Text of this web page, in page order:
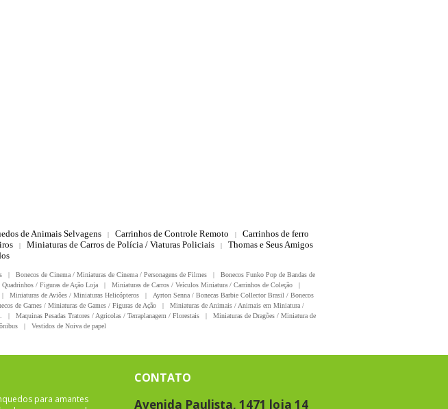
de Animais Selvagens | Carrinhos de Controle Remoto |
Carrinhos de ferro
| Miniaturas de Carros de Polícia / Viaturas Policiais |
Thomas e Seus Amigos
| Bonecos de Cinema / Miniaturas de Cinema / Personagens de Filmes |
Bonecos Funko Pop de Bandas de
/ Figuras de Ação Loja | Miniaturas de Carros / Veículos Miniatura / Carrinhos de Coleção
|
| Miniaturas de Aviões / Miniaturas Helicópteros |
Ayrton Senna / Bonecas Barbie Collector Brasil / Bonecos
de Games / Miniaturas de Games / Figuras de Ação |
Miniaturas de Animais / Animais em Miniatura /
| Maquinas Pesadas Tratores / Agricolas / Terraplanagem / Florestais |
Miniaturas de Dragões / Miniatura de
| Vestidos de Noiva de papel
para amantes
CONTATO
Avenida Paulista, 1471 loja 14